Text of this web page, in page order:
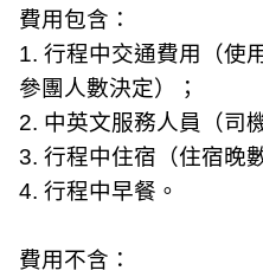
費用包含：
1. 行程中交通費用（使
參團人數決定）；
2. 中英文服務人員（司
3. 行程中住宿（住宿晚
4. 行程中早餐。
費用不含：